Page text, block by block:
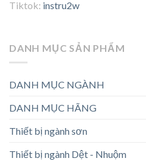
Tiktok: instru2w
DANH MỤC SẢN PHẨM
DANH MỤC NGÀNH
DANH MỤC HÃNG
Thiết bị ngành sơn
Thiết bị ngành Dệt - Nhuộm